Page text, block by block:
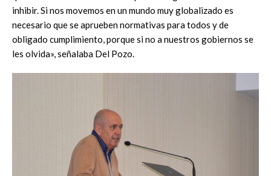
inhibir. Si nos movemos en un mundo muy globalizado es
necesario que se aprueben normativas para todos y de
obligado cumplimiento, porque si no a nuestros gobiernos se
les olvida», señalaba Del Pozo.